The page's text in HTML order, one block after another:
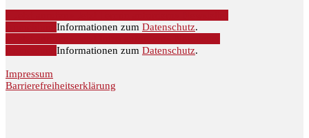
Informationen zum Datenschutz.
Informationen zum Datenschutz.
Impressum
Barrierefreiheitserklärung